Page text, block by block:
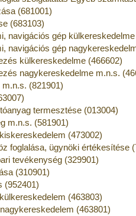
(681001)
(683103)
navigációs gép
navigációs gép
külkereskedelme (466602)
nagykereskedelme m.n.s.
(821901)
termesztése (013004)
m.n.s. (581901)
(473002)
foglalása, ügynöki értékesítése
tevékenység (329901)
(310901)
(952401)
(463803)
(463801)